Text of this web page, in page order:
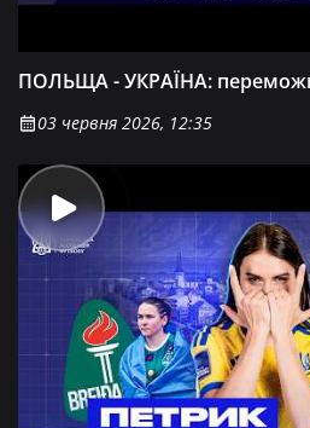
ПОЛЬЩА - УКРАЇНА:
03 червня 2026, 12:35